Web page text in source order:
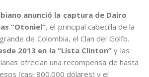
anunció la captura de Dairo
“Otoniel”, el principal cabecilla de la
de Colombia, el Clan del Golfo.
2013 en la “Lista Clinton”y las
ofrecían una recompensa de hasta
(casi 800.000 dólares) y el